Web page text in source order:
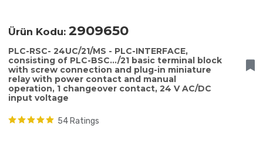
Ürün Kodu: 2909650
PLC-RSC- 24UC/21/MS - PLC-INTERFACE,
consisting of PLC-BSC.../21 basic terminal block
with screw connection and plug-in miniature
relay with power contact and manual
operation, 1 changeover contact, 24 V AC/DC
input voltage
54 Ratings